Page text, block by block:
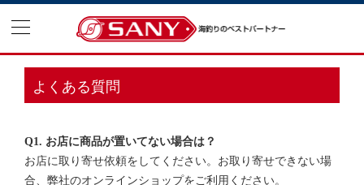
よくある質問
Q1. お店に商品が置いてない場合は？
お店に取り寄せ依頼をしてください。お取り寄せできない場
合、弊社のオンラインショップをご利用ください。